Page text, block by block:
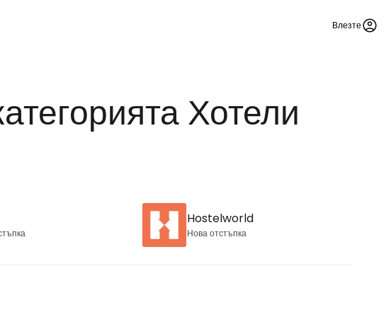
Влезте
Хотели
Hostelworld
Нова отстъпка